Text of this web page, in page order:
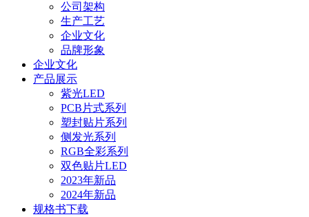
公司架构
生产工艺
企业文化
品牌形象
企业文化
产品展示
紫光LED
PCB片式系列
塑封贴片系列
侧发光系列
RGB全彩系列
双色贴片LED
2023年新品
2024年新品
规格书下载